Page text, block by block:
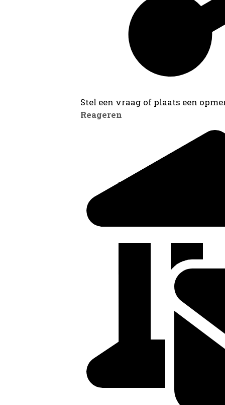
Stel een vraag of plaats een
Reageren